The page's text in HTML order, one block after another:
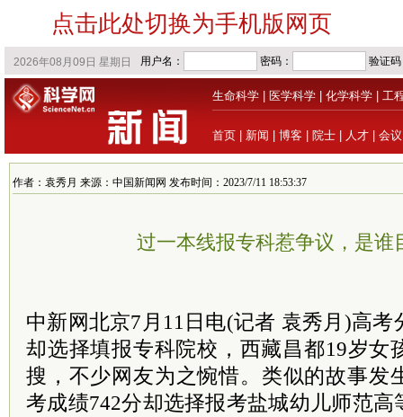
点击此处切换为手机版网页
生命科学 医学科学 化学科学 工
首页 新闻 博客 院士 人才 会议
作者：袁秀月 来源：中国新闻网 发布时间：2023/7/11 18:53:37
过一本线报专科惹争议，是谁
中新网北京7月11日电(记者 袁秀月)高考
却选择填报专科院校，西藏昌都19岁女
搜，不少网友为之惋惜。类似的故事发
考成绩742分却选择报考盐城幼儿师范